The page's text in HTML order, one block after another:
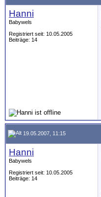
Hanni
Babywels
Registriert seit: 10.05.2005
Beiträge: 14
19.05.2007, 11:15
Hanni
Babywels
Registriert seit: 10.05.2005
Beiträge: 14